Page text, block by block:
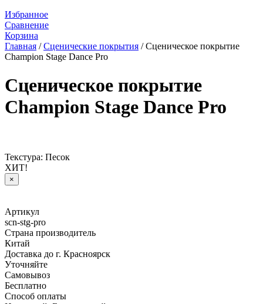
Избранное
Сравнение
Корзина
Главная /Сценические покрытия /Сценическое покрытие
Champion Stage Dance Pro
Сценическое покрытие
Champion Stage Dance Pro
Текстура: Песок
ХИТ!
×
Артикул
scn-stg-pro
Страна производитель
Китай
Доставка до г. Красноярск
Уточняйте
Самовывоз
Бесплатно
Способ оплаты